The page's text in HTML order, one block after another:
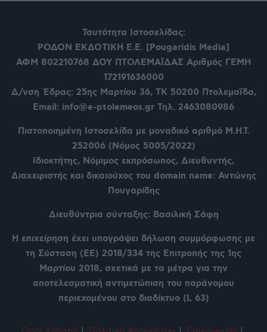
Ταυτότητα Ιστοσελίδας:
ΡΟΔΟΝ ΕΚΔΟΤΙΚΗ Ε.Ε. [Pougaridis Media]
ΑΦΜ 802210768 ΔΟΥ ΠΤΟΛΕΜΑΪΔΑΣ Αριθμός ΓΕΜΗ
172191636000
Δ/νση Έδρας: 25ης Μαρτίου 36, ΤΚ 50200 Πτολεμαΐδα,
Email: info@e-ptolemeos.gr Τηλ. 2463080986
Πιστοποιημένη Ιστοσελίδα με μοναδικό αριθμό Μ.Η.Τ.
252006 (Νόμος 5005/2022)
Ιδιοκτήτης, Νόμιμος εκπρόσωπος, Διευθυντής,
Διαχειριστής και δικαιούχος του domain name: Αντώνης
Πουγαρίδης
Διευθύντρια σύνταξης: Βασιλική Σάφη
Η επιχείρηση έχει υπογράψει δήλωση συμμόρφωσης με
τη Σύσταση (ΕΕ) 2018/334 της Επιτροπής της 1ης
Μαρτίου 2018, σχετικά με τα μέτρα για την
αποτελεσματική αντιμετώπιση του παράνομου
περιεχομένου στο διαδίκτυο (L 63)